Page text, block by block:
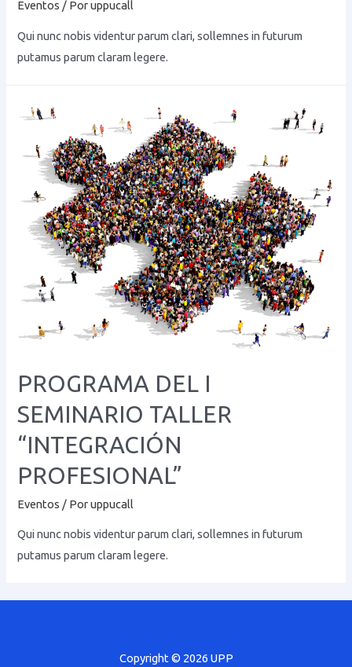
Eventos / Poruppucall
Qui nunc nobis videntur parum clari, sollemnes in futurum
putamus parum claram legere.
PROGRAMA DEL I
SEMINARIO TALLER
“INTEGRACIÓN
PROFESIONAL”
Eventos / Poruppucall
Qui nunc nobis videntur parum clari, sollemnes in futurum
putamus parum claram legere.
Copyright © 2026 UPP